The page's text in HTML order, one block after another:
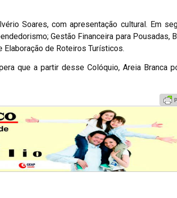
Soares, com apresentação cultural. Em
Gestão Financeira para Pousadas,
Elaboração de Roteiros Turísticos.
que a partir desse Colóquio, Areia Branca